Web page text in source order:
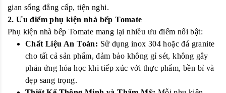
gian sống đẳng cấp, tiện nghi.
2. Ưu điểm phụ kiện nhà bếp Tomate
Phụ kiện nhà bếp Tomate mang lại nhiều ưu điểm nổi bật:
Chất Liệu An Toàn: Sử dụng inox 304 hoặc đá granite
cho tất cả sản phẩm, đảm bảo không gỉ sét, không gây
phản ứng hóa học khi tiếp xúc với thực phẩm, bền bỉ và
đẹp sang trọng.